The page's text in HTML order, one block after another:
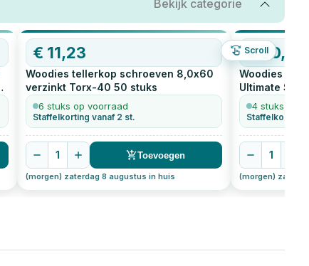
Bekijk categorie
Scroll
€ 11,23
Woodies tellerkop schroeven 8,0x60
verzinkt Torx-40 50 stuks
6 stuks op voorraad
Staffelkorting vanaf 2 st.
1 Toevoegen
(morgen) zaterdag 8 augustus in huis
€20,32
Woodies
Ultimate
stuks4 stuks op
Staffelkorting
1
(morgen)